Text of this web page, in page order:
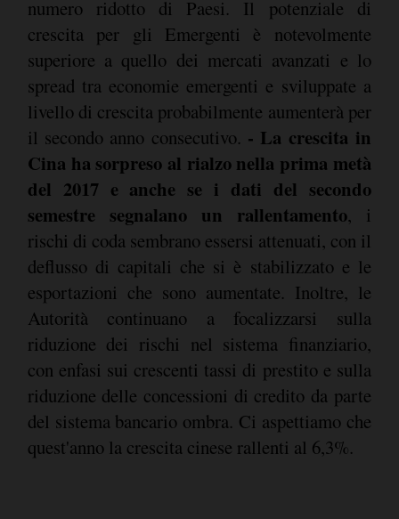
numero ridotto di Paesi. Il potenziale di
crescita per gli Emergenti è notevolmente
superiore a quello dei mercati avanzati e lo
spread tra economie emergenti e sviluppate a
livello di crescita probabilmente aumenterà per
il secondo anno consecutivo. - La crescita in
Cina ha sorpreso al rialzo nella prima metà
del 2017 e anche se i dati del secondo
semestre segnalano un rallentamento, i
rischi di coda sembrano essersi attenuati, con il
deflusso di capitali che si è stabilizzato e le
esportazioni che sono aumentate. Inoltre, le
Autorità continuano a focalizzarsi sulla
riduzione dei rischi nel sistema finanziario,
con enfasi sui crescenti tassi di prestito e sulla
riduzione delle concessioni di credito da parte
del sistema bancario ombra. Ci aspettiamo che
quest'anno la crescita cinese rallenti al 6,3%.